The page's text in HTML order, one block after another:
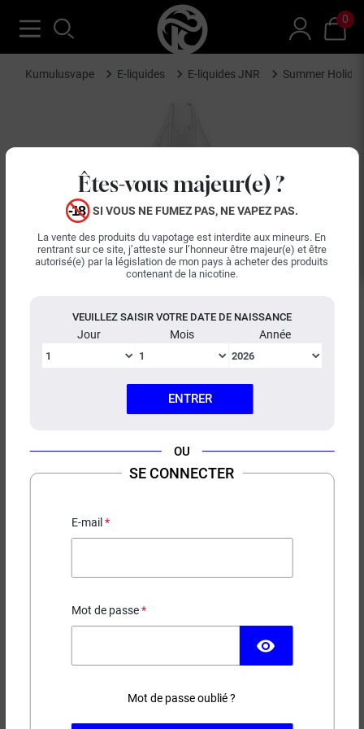
Êtes-vous majeur(e) ?
SI VOUS NE FUMEZ PAS, NE VAPEZ PAS.
La vente des produits du vapotage est interdite aux mineurs. En
rentrant sur ce site, j’atteste sur l’honneur être majeur(e) et être
autorisé(e) par la législation de mon pays à acheter des produits
contenant de la nicotine.
VEUILLEZ SAISIR VOTRE DATE DE NAISSANCE
Jour Mois Année
ENTRER
OU
SE CONNECTER
E-mail
Mot de passe
visibility
Mot de passe oublié ?
0
Kumulusvape E-liquides E-liquides JNR Summer
E-LIQUIDE SUMMER HOLIDAY
Mangue - Fruit de la passion - Pastèque - Ananas
3,90 €
EN STOCK
Contenance
AJOUTER AU PANIER